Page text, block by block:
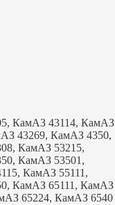
КамАЗ 43114, КамАЗ
43269, КамАЗ 4350,
КамАЗ 53215,
КамАЗ 53501,
КамАЗ 55111,
КамАЗ 65111, КамАЗ
65224, КамАЗ 6540